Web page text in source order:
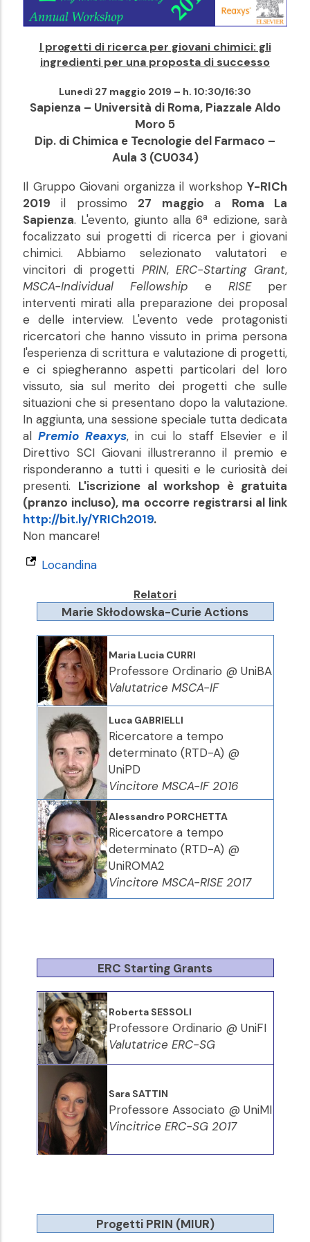
I progetti di ricerca per giovani chimici: gli
ingredienti per una proposta di successo
Lunedì 27 maggio 2019 – h. 10:30/16:30
Sapienza – Università di Roma, Piazzale Aldo
Moro 5
Dip. di Chimica e Tecnologie del Farmaco –
Aula 3 (CU034)
Il Gruppo Giovani organizza il workshop Y-RICh
2019 il prossimo 27 maggio a Roma La
Sapienza. L'evento, giunto alla 6a edizione, sarà
focalizzato sui progetti di ricerca per i giovani
chimici. Abbiamo selezionato valutatori e
vincitori di progetti PRIN,ERC-Starting Grant,
MSCA-Individual Fellowship e RISEper
interventi mirati alla preparazione dei proposal
e delle interview. L'evento vede protagonisti
ricercatori che hanno vissuto in prima persona
l'esperienza di scrittura e valutazione di progetti,
e ci spiegheranno aspetti particolari del loro
vissuto, sia sul merito dei progetti che sulle
situazioni che si presentano dopo la valutazione.
In aggiunta, una sessione speciale tutta dedicata
alPremio Reaxys, in cui lo staff Elsevier e il
Direttivo SCI Giovani illustreranno il premio e
risponderanno a tutti i quesiti e le curiosità dei
presenti. L'iscrizione al workshop è gratuita
(pranzo incluso), ma occorre registrarsi al link
http://bit.ly/YRICh2019.
Non mancare!
Locandina
Relatori
Marie Skłodowska-Curie Actions
Maria Lucia CURRI
Professore Ordinario @ UniBA
Valutatrice MSCA-IF
Luca GABRIELLI
Ricercatore a tempo
determinato (RTD-A) @
UniPD
Vincitore MSCA-IF 2016
Alessandro PORCHETTA
Ricercatore a tempo
determinato (RTD-A) @
UniROMA2
Vincitore MSCA-RISE 2017
ERC Starting Grants
Roberta SESSOLI
Professore Ordinario @ UniFI
Valutatrice ERC-SG
Sara SATTIN
Professore Associato @ UniMI
Vincitrice ERC-SG 2017
Progetti PRIN (MIUR)